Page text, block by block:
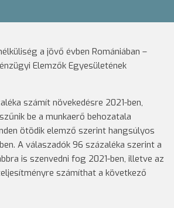
a jövő évben Romániában –
Elemzők Egyesületének
számít növekedésre 2021-ben,
be a munkaerő behozatala
ötödik elemző szerint hangsúlyos
A válaszadók 96 százaléka szerint a
is szenvedni fog 2021-ben, illetve az
számíthat a következő